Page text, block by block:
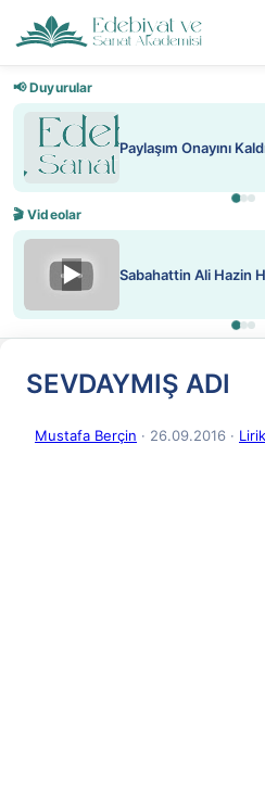
📢 Duyurular
Nadir içeriklere
🎬 Videolar
▶ ATEŞ YAKMAK
SEVDAYMIŞ ADI
Mustafa Berçin · 26.09.2016 ·